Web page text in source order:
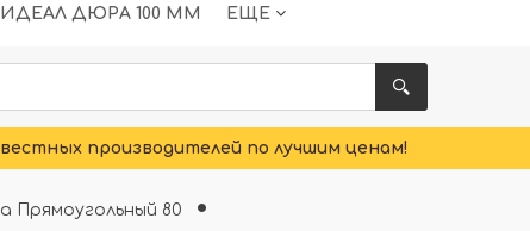
ДЮРА 100 ММ ЕЩЕ
производителей по лучшим ценам!
Прямоугольный 80